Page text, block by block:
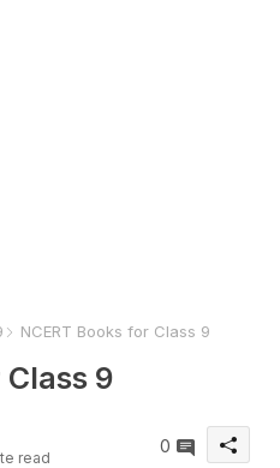
NCERT Books for Class 9
Class 9
read
0